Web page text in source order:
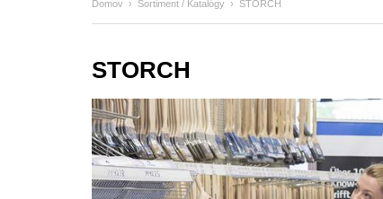
Domov Sortiment / Katalógy STORCH
STORCH